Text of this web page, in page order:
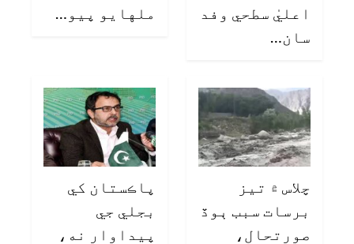
اعليٰ سطحي وفد
سان…
ملهايو پيو…
چلاس ۾ تيز
برسات سبب ٻوڏ
صورتحال،
پاڪستان کي
بجلي جي
پيداوار نه،